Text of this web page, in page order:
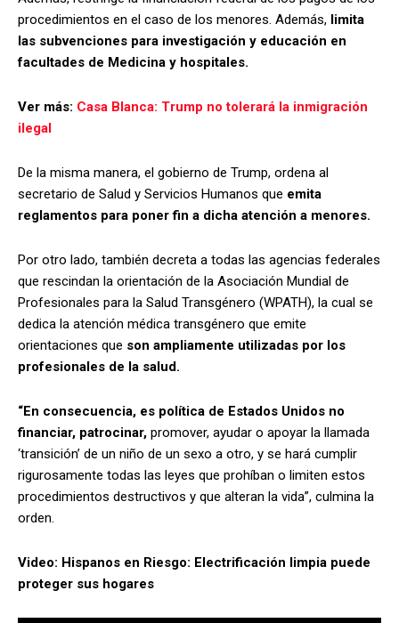
procedimientos en el caso de los menores. Además, limita
las subvenciones para investigación y educación en
facultades de Medicina y hospitales.
Ver más: Casa Blanca: Trump no tolerará la inmigración
ilegal
De la misma manera, el gobierno de Trump, ordena al
secretario de Salud y Servicios Humanos que emita
reglamentos para poner fin a dicha atención a menores.
Por otro lado, también decreta a todas las agencias federales
que rescindan la orientación de la Asociación Mundial de
Profesionales para la Salud Transgénero (WPATH), la cual se
dedica la atención médica transgénero que emite
orientaciones que son ampliamente utilizadas por los
profesionales de la salud.
“En consecuencia, es política de Estados Unidos no
financiar, patrocinar, promover, ayudar o apoyar la llamada
‘transición’ de un niño de un sexo a otro, y se hará cumplir
rigurosamente todas las leyes que prohíban o limiten estos
procedimientos destructivos y que alteran la vida”, culmina la
orden.
Video: Hispanos en Riesgo: Electrificación limpia puede
proteger sus hogares